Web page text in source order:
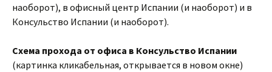
наоборот), в офисный центр Испании (и наоборот) и в
Консульство Испании (и наоборот).
Схема прохода от офиса в Консульство Испании
(картинка кликабельная, открывается в новом окне)